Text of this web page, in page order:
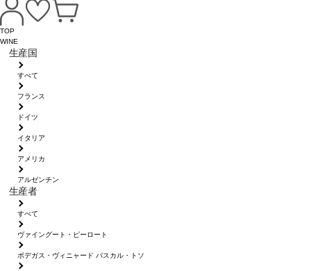
TOP
WINE
生産国
すべて
フランス
ドイツ
イタリア
アメリカ
アルゼンチン
生産者
すべて
ヴァイングート・ピーロート
ボデガス・ヴィニャード パスカル・トソ